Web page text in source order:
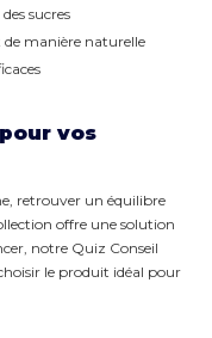
sucres
manière naturelle
vos
retrouver un équilibre
offre une solution
notre Quiz Conseil
le produit idéal pour